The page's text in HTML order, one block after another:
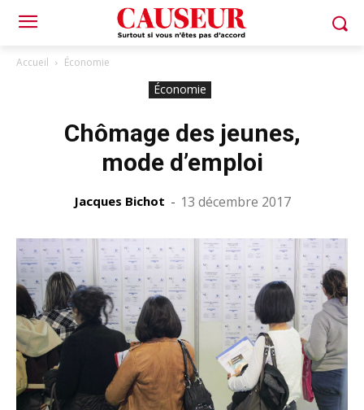
Accueil Économie
Économie
Chômage des jeunes,
mode d’emploi
Jacques Bichot - 13 décembre 2017